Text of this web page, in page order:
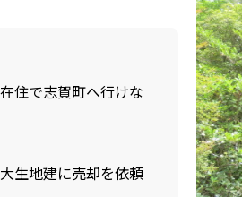
住で志賀町へ行けな
生地建に売却を依頼